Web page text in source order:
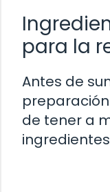
para la
Antes de
de tener a